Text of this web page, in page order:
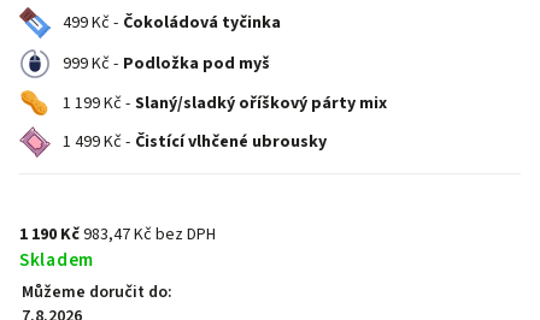
499 Kč - Čokoládová tyčinka
999 Kč - Podložka pod myš
1 199 Kč - Slaný/sladký oříškový párty mix
1 499 Kč - Čistící vlhčené ubrousky
1 190 Kč983,47 Kč bez DPH
Skladem
Můžeme doručit do: